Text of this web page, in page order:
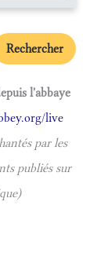
Rechercher
l'abbaye
live
par les
publiés sur